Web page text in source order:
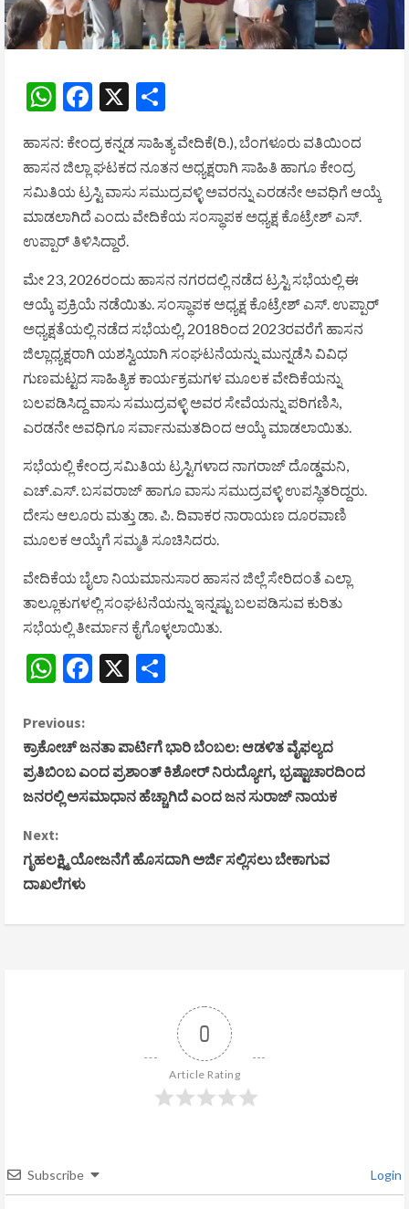
WhatsApp
Facebook
X
ಹಾಸನ: ಕೇಂದ್ರ ಕನ್ನಡ ಸಾಹಿತ್ಯ ವೇದಿಕೆ(ರಿ.), ಬೆಂಗಳೂರು ವತಿಯಿಂದ
ಹಾಸನ ಜಿಲ್ಲಾ ಘಟಕದ ನೂತನ ಅಧ್ಯಕ್ಷರಾಗಿ ಸಾಹಿತಿ ಹಾಗೂ ಕೇಂದ್ರ
ಸಮಿತಿಯ ಟ್ರಸ್ಟಿ ವಾಸು ಸಮುದ್ರವಳ್ಳಿ ಅವರನ್ನು ಎರಡನೇ ಅವಧಿಗೆ ಆಯ್ಕೆ
ಮಾಡಲಾಗಿದೆ ಎಂದು ವೇದಿಕೆಯ ಸಂಸ್ಥಾಪಕ ಅಧ್ಯಕ್ಷ ಕೊಟ್ರೇಶ್ ಎಸ್.
ಉಪ್ಪಾರ್ ತಿಳಿಸಿದ್ದಾರೆ.
ಮೇ 23, 2026ರಂದು ಹಾಸನ ನಗರದಲ್ಲಿ ನಡೆದ ಟ್ರಸ್ಟಿ ಸಭೆಯಲ್ಲಿ ಈ
ಆಯ್ಕೆ ಪ್ರಕ್ರಿಯೆ ನಡೆಯಿತು. ಸಂಸ್ಥಾಪಕ ಅಧ್ಯಕ್ಷ ಕೊಟ್ರೇಶ್ ಎಸ್. ಉಪ್ಪಾರ್
ಅಧ್ಯಕ್ಷತೆಯಲ್ಲಿ ನಡೆದ ಸಭೆಯಲ್ಲಿ, 2018ರಿಂದ 2023ರವರೆಗೆ ಹಾಸನ
ಜಿಲ್ಲಾಧ್ಯಕ್ಷರಾಗಿ ಯಶಸ್ವಿಯಾಗಿ ಸಂಘಟನೆಯನ್ನು ಮುನ್ನಡೆಸಿ ವಿವಿಧ
ಗುಣಮಟ್ಟದ ಸಾಹಿತ್ಯಿಕ ಕಾರ್ಯಕ್ರಮಗಳ ಮೂಲಕ ವೇದಿಕೆಯನ್ನು
ಬಲಪಡಿಸಿದ್ದ ವಾಸು ಸಮುದ್ರವಳ್ಳಿ ಅವರ ಸೇವೆಯನ್ನು ಪರಿಗಣಿಸಿ,
ಎರಡನೇ ಅವಧಿಗೂ ಸರ್ವಾನುಮತದಿಂದ ಆಯ್ಕೆ ಮಾಡಲಾಯಿತು.
ಸಭೆಯಲ್ಲಿ ಕೇಂದ್ರ ಸಮಿತಿಯ ಟ್ರಸ್ಟಿಗಳಾದ ನಾಗರಾಜ್ ದೊಡ್ಡಮನಿ,
ಎಚ್.ಎಸ್. ಬಸವರಾಜ್ ಹಾಗೂ ವಾಸು ಸಮುದ್ರವಳ್ಳಿ ಉಪಸ್ಥಿತರಿದ್ದರು.
ದೇಸು ಆಲೂರು ಮತ್ತು ಡಾ. ಪಿ. ದಿವಾಕರ ನಾರಾಯಣ ದೂರವಾಣಿ
ಮೂಲಕ ಆಯ್ಕೆಗೆ ಸಮ್ಮತಿ ಸೂಚಿಸಿದರು.
ವೇದಿಕೆಯ ಬೈಲಾ ನಿಯಮಾನುಸಾರ ಹಾಸನ ಜಿಲ್ಲೆ ಸೇರಿದಂತೆ ಎಲ್ಲಾ
ತಾಲ್ಲೂಕುಗಳಲ್ಲಿ ಸಂಘಟನೆಯನ್ನು ಇನ್ನಷ್ಟು ಬಲಪಡಿಸುವ ಕುರಿತು
ಸಭೆಯಲ್ಲಿ ತೀರ್ಮಾನ ಕೈಗೊಳ್ಳಲಾಯಿತು.
WhatsApp
Facebook
X
C
o
n
t
i
n
i
Previous:
ಕ್ರಾಕೋಚ್ ಜನತಾ ಪಾರ್ಟಿಗೆ ಭಾರಿ ಬೆಂಬಲ: ಆಡಳಿತ ವೈಫಲ್ಯದ
ಪ್ರತಿಬಿಂಬ ಎಂದ ಪ್ರಶಾಂತ್ ಕಿಶೋರ್ ನಿರುದ್ಯೋಗ, ಭ್ರಷ್ಟಾಚಾರದಿಂದ
ಜನರಲ್ಲಿ ಅಸಮಾಧಾನ ಹೆಚ್ಚಾಗಿದೆ ಎಂದ ಜನ ಸುರಾಜ್ ನಾಯಕ
Next:
ಗೃಹಲಕ್ಷ್ಮಿ ಯೋಜನೆಗೆ ಹೊಸದಾಗಿ ಅರ್ಜಿ ಸಲ್ಲಿಸಲು ಬೇಕಾಗುವ
ದಾಖಲೆಗಳು
0
Article Rating
Subscribe Login